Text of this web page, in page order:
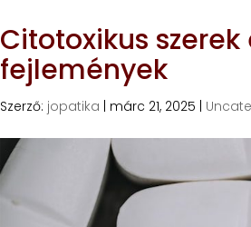
Citotoxikus
fejlemények
Szerző: jopatika márc 21, 2025